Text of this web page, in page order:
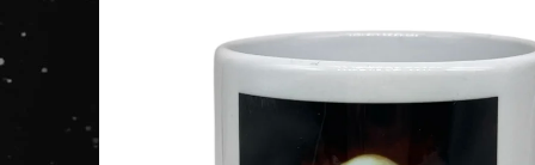
Produktbewertung